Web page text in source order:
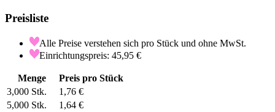
Preisliste
Alle Preise verstehen sich pro Stück und ohne MwSt.
Einrichtungspreis: 45,95 €
Menge
Preis pro Stück
3,000 Stk.
1,76 €
5,000 Stk.
1,64 €